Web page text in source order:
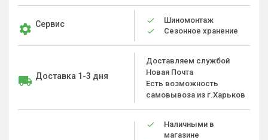
Сервис
Шиномонтаж
Сезонное хранение
Доставка 1-3 дня
Доставляем службой
Новая Почта
Есть возможность
самовывоза из г.Харьков
Наличными в
магазине